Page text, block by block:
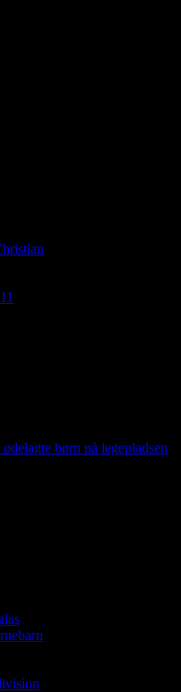
børn på legepladsen